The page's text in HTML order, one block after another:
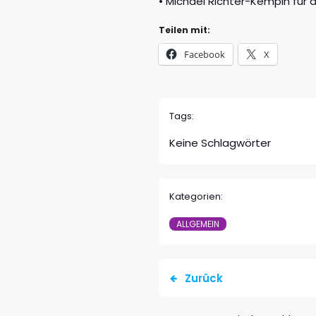
Teilen mit:
Facebook X
Tags:
Keine Schlagwörter
Kategorien:
ALLGEMEIN
Zurück